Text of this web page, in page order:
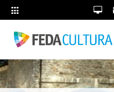
SALTAR A LA INFORMACIÓ DE
ALTRES LLOCS WEB